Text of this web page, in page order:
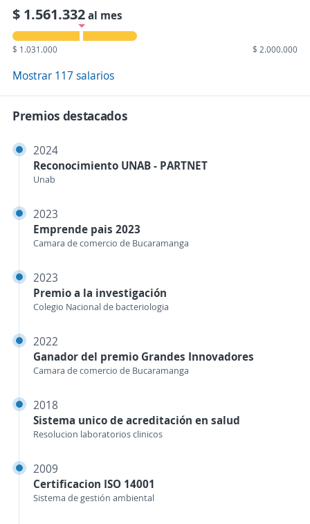
$ 1.561.332al mes
$ 1.031.000 $ 2.000.000
Mostrar 117 salarios
Premios destacados
2024
Reconocimiento UNAB - PARTNET
Unab
2023
Emprende pais 2023
Camara de comercio de Bucaramanga
2023
Premio a la investigación
Colegio Nacional de bacteriologia
2022
Ganador del premio Grandes Innovadores
Camara de comercio de Bucaramanga
2018
Sistema unico de acreditación en salud
Resolucion laboratorios clinicos
2009
Certificacion ISO 14001
Sistema de gestión ambiental